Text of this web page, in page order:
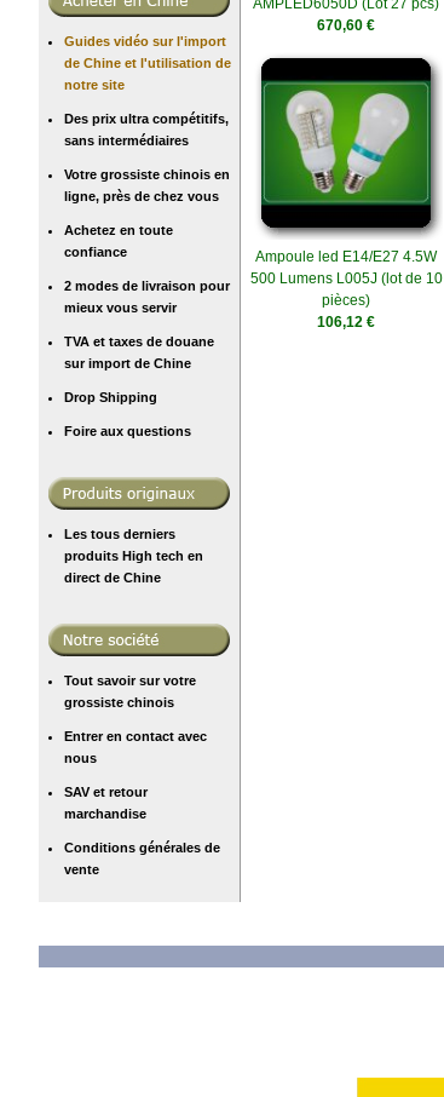
Guides vidéo sur l'import
de Chine et l'utilisation de
notre site
Des prix ultra compétitifs,
sans intermédiaires
Votre grossiste chinois en
ligne, près de chez vous
Achetez en toute
confiance
2 modes de livraison pour
mieux vous servir
TVA et taxes de douane
sur import de Chine
Drop Shipping
Foire aux questions
Les tous derniers
produits High tech en
direct de Chine
Tout savoir sur votre
grossiste chinois
Entrer en contact avec
nous
SAV et retour
marchandise
Conditions générales de
vente
670,60 €
Ampoule led E14/E27 4.5W
500 Lumens L005J (lot de 10
pièces)
106,12 €